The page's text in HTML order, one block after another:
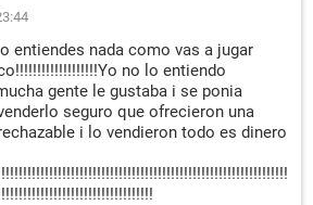
entiendes nada como vas a jugar
no lo entiendo
gente le gustaba i se ponia
seguro que ofrecieron una
i lo vendieron todo es dinero